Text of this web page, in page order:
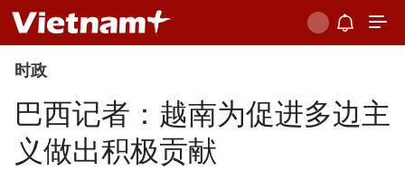
时政
巴西记者：越南为促进多边主
义做出积极贡献